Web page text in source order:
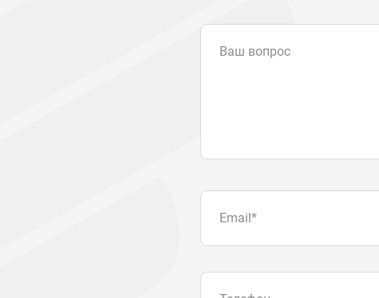
Ваш вопрос